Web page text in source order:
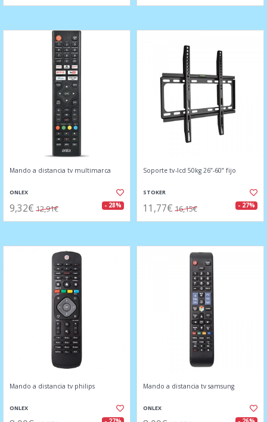
Mando a distancia tv multimarca
ONLEX
9,32€ 12,91€ - 28%
Soporte tv-lcd 50kg 26”-60” fijo
STOKER
11,77€ 16,15€ - 27%
Mando a distancia tv philips
ONLEX
Mando a distancia tv samsung
ONLEX